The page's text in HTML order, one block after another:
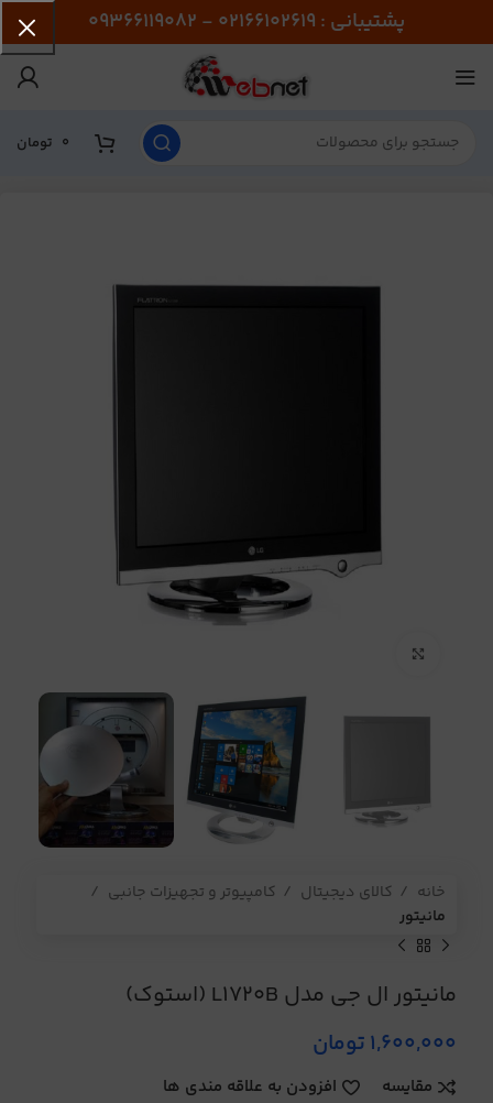
پشتیبانی : 02166102619 - 09366119082
0 تومان
خانه کالای دیجیتال
کامپیوتر و تجهیزات جانبی
مانیتور
مانیتور ال جی مدل L1720B (استوک)
1,600,000تومان
مقایسه افزودن به علاقه مندی ها